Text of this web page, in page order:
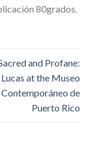
80grados.
and Profane:
at the Museo
de
Puerto Rico